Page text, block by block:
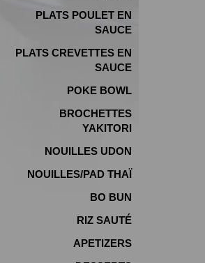
PLATS POULET EN
SAUCE
PLATS CREVETTES EN
SAUCE
POKE BOWL
BROCHETTES
YAKITORI
NOUILLES UDON
NOUILLES/PAD THAÏ
BO BUN
RIZ SAUTÉ
APETIZERS